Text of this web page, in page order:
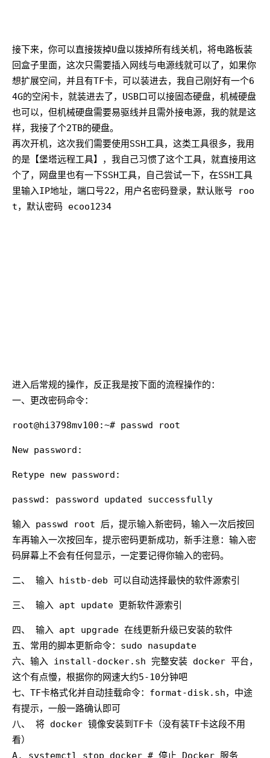
接下来，你可以直接拨掉U盘以拨掉所有线关机，将电路板装
回盒子里面，这次只需要插入网线与电源线就可以了，如果你
想扩展空间，并且有TF卡，可以装进去，我自己刚好有一个6
4G的空闲卡，就装进去了，USB口可以接固态硬盘，机械硬盘
也可以，但机械硬盘需要易驱线并且需外接电源，我的就是这
样，我接了个2TB的硬盘。
再次开机，这次我们需要使用SSH工具，这类工具很多，我用
的是【堡塔远程工具】，我自己习惯了这个工具，就直接用这
个了，网盘里也有一下SSH工具，自己尝试一下，在SSH工具
里输入IP地址，端口号22，用户名密码登录，默认账号 roo
t，默认密码 ecoo1234
进入后常规的操作，反正我是按下面的流程操作的：
一、更改密码命令：
root@hi3798mv100:~# passwd root
New password:
Retype new password:
passwd: password updated successfully
输入 passwd root 后，提示输入新密码，输入一次后按回
车再输入一次按回车，提示密码更新成功，新手注意：输入密
码屏幕上不会有任何显示，一定要记得你输入的密码。
二、 输入 histb-deb 可以自动选择最快的软件源索引
三、 输入 apt update 更新软件源索引
四、 输入 apt upgrade 在线更新升级已安装的软件
五、常用的脚本更新命令：sudo nasupdate
六、输入 install-docker.sh 完整安装 docker 平台，
这个有点慢，根据你的网速大约5-10分钟吧
七、TF卡格式化并自动挂载命令：format-disk.sh，中途
有提示，一般一路确认即可
八、 将 docker 镜像安装到TF卡（没有装TF卡这段不用
看）